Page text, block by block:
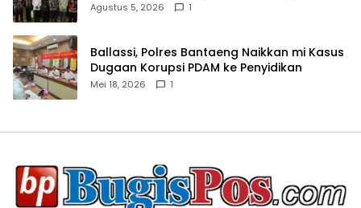
Agustus 5, 2026 1
Ballassi, Polres Bantaeng Naikkan mi Kasus
Dugaan Korupsi PDAM ke Penyidikan
Mei 18, 2026 1